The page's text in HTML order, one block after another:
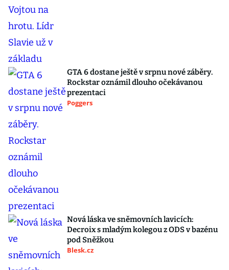
GTA 6 dostane ještě v srpnu nové záběry.
Rockstar oznámil dlouho očekávanou
prezentaci
Poggers
Nová láska ve sněmovních lavicích:
Decroix s mladým kolegou z ODS v bazénu
pod Sněžkou
Blesk.cz